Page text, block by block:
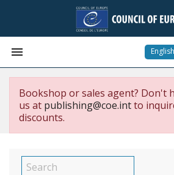
 English
Bookshop or sales agent? Don't
us at publishing@coe.intto
discounts.